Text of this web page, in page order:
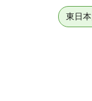
東日